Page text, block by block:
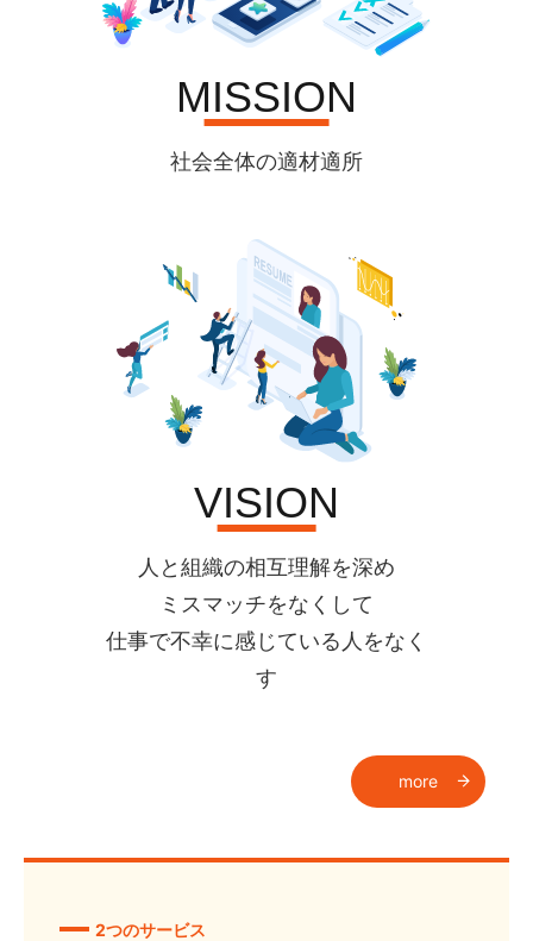
MISSION
社会全体の適材適所
VISION
人と組織の相互理解を深め
ミスマッチをなくして
仕事で不幸に感じている人をなく
す
more
2つのサービス